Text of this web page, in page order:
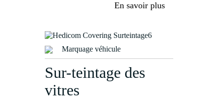
En savoir plus
Marquage véhicule
Sur-teintage des
vitres